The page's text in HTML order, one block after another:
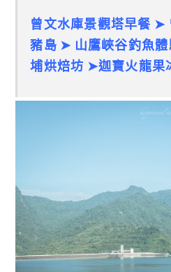
曾文水庫景觀塔早餐 ➤
豬島 ➤ 山鷹峽谷釣魚
埔烘焙坊 ➤迦寶火龍果